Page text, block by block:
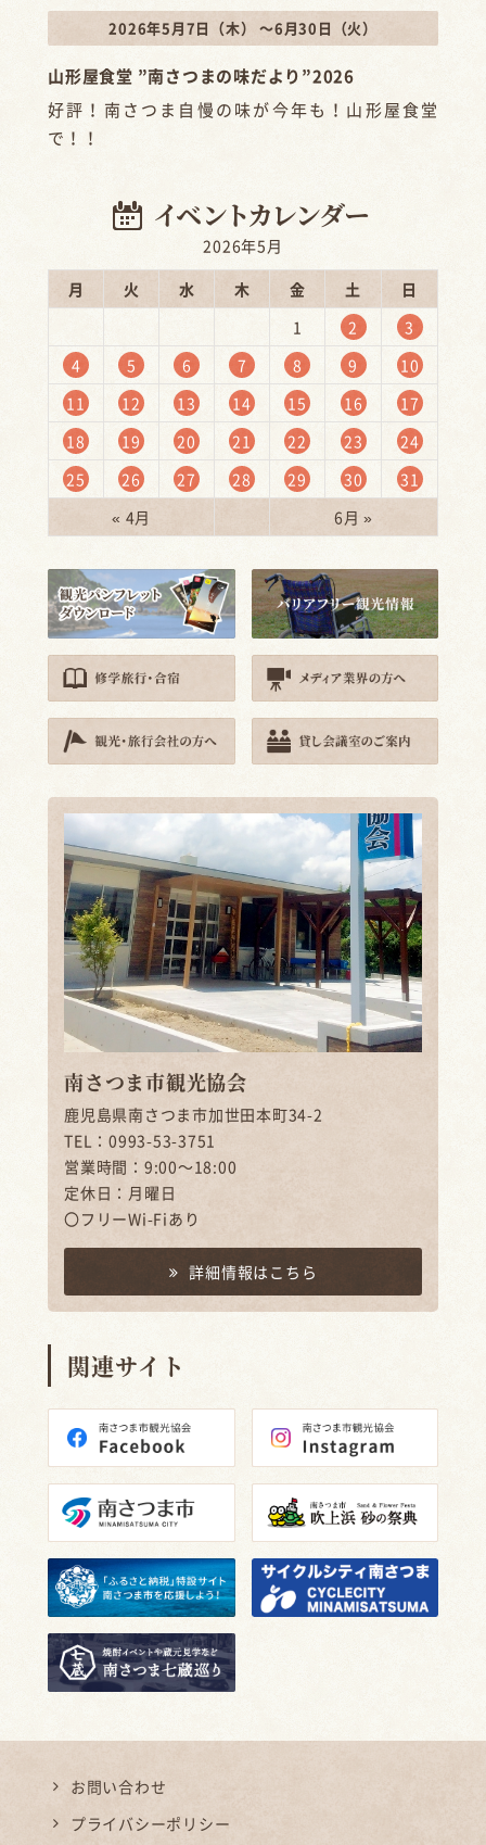
2026年5月7日（木） ～6月30日（火）
山形屋食堂 ”南さつまの味だより”2026
好評！南さつま自慢の味が今年も！山形屋食堂
で！！
2026年5月
月
火 水 木 金 土
日
1
2
3
4
5 6 7 8 9
10
11
12 13 14 15 16
17
18
19 20 21 22 23
24
25
26 27 28 29 30
31
« 4月
6月 »
南さつま市観光協会
鹿児島県南さつま市加世田本町34-2
TEL：0993-53-3751
営業時間：9:00～18:00
定休日：月曜日
〇フリーWi-Fiあり
詳細情報はこちら
関連サイト
お問い合わせ
プライバシーポリシー